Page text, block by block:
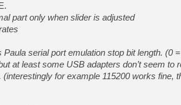
[LS] [PS5] ps5-y2jb-
[GK] Pourquoi Marvel
[GK] Test : Restory : Chill
[GK] GTA 6 : Rockstar
[GK] Hot Wheels Infinite
[GK] Mémoire cash -
[GK] Résultats Nintendo :
[GK] Déjà des
part only when slider is adjusted
serial port emulation stop bit length. (0
at least some USB adapters don’t seem to
for example 115200 works fine,